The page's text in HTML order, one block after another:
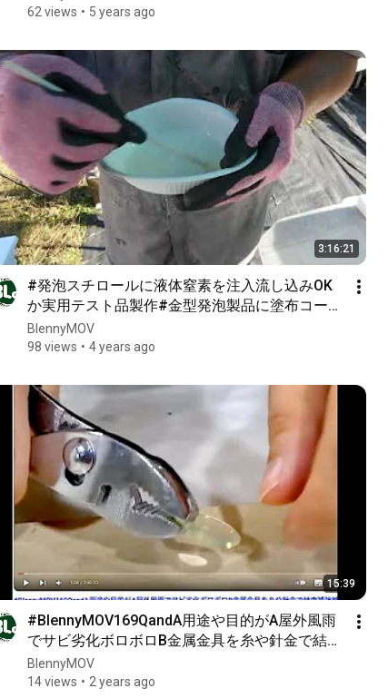
4spでクロスtest3 3th
62 views
5 years ago
3:16:21
#発泡スチロールに液体窒素を注入流し込みOK
か実用テスト品製作#金型発泡製品に塗布コート
と#150ガラススクロス積層#カット剥がれ確認
発泡スチロール板GM6815積層#BlennyMOV163-
BlennyMOV
98 views
4 years ago
15:39
#BlennyMOV169QandA用途や目的がA屋外風雨
でサビ劣化ボロボロB金属金具を糸や針金で結束
補強縛ってCボートFRP船体アルミ船亀裂対策で
#GM6815+液体窒素+1th
BlennyMOV
14 views
2 years ago